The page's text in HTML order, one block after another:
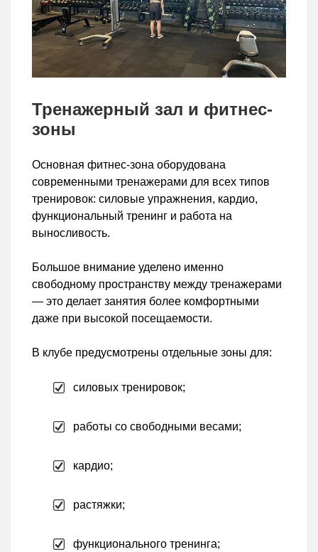
Тренажерный зал и фитнес-
зоны
Основная фитнес-зона оборудована
современными тренажерами для всех типов
тренировок: силовые упражнения, кардио,
функциональный тренинг и работа на
выносливость.
Большое внимание уделено именно
свободному пространству между тренажерами
— это делает занятия более комфортными
даже при высокой посещаемости.
В клубе предусмотрены отдельные зоны для:
силовых тренировок;
работы со свободными весами;
кардио;
растяжки;
функционального тренинга;